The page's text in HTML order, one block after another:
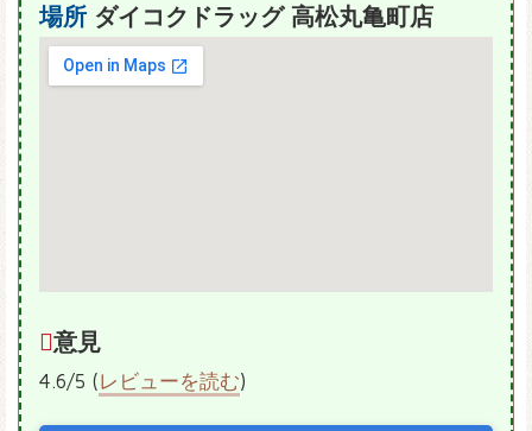
場所 ダイコクドラッグ 高松丸亀町店
意見
4.6/5 (レビューを読む)